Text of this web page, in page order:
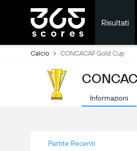
Risultati
Calcio CONCACAF Gold Cup
Informazioni
Partite Recenti